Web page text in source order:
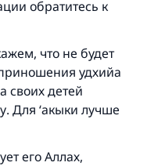
обратитесь к
что не будет
удхийа
своих детей
Для ‘акыки лучше
его Аллах,